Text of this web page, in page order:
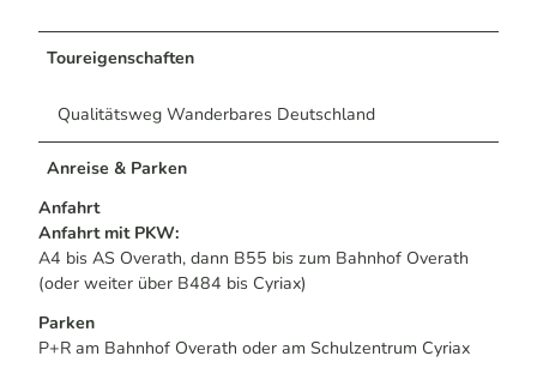
Toureigenschaften
Qualitätsweg Wanderbares Deutschland
Anreise & Parken
Anfahrt
Anfahrt mit PKW:
A4 bis AS Overath, dann B55 bis zum Bahnhof Overath
(oder weiter über B484 bis Cyriax)
Parken
P+R am Bahnhof Overath oder am Schulzentrum Cyriax